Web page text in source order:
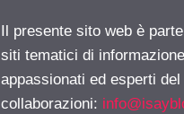
Il presente sito web è
siti tematici di
appassionati ed esperti
collaborazioni: